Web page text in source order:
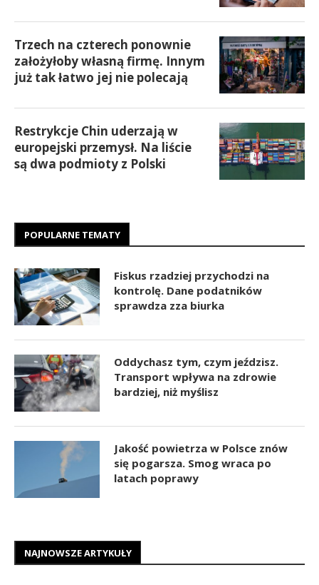
Trzech na czterech ponownie
założyłoby własną firmę. Innym
już tak łatwo jej nie polecają
Restrykcje Chin uderzają w
europejski przemysł. Na liście
są dwa podmioty z Polski
POPULARNE TEMATY
Fiskus rzadziej przychodzi na
kontrolę. Dane podatników
sprawdza zza biurka
Oddychasz tym, czym jeździsz.
Transport wpływa na zdrowie
bardziej, niż myślisz
Jakość powietrza w Polsce znów
się pogarsza. Smog wraca po
latach poprawy
NAJNOWSZE ARTYKUŁY